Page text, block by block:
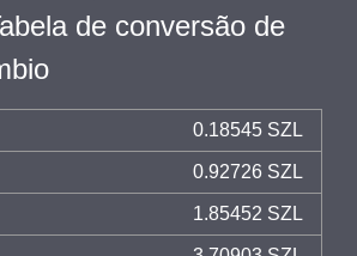
de conversão de
0.18545 SZL
0.92726 SZL
1.85452 SZL